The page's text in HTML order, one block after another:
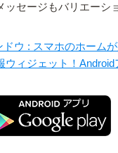
セージもバリエーシ
ウ : スマホのホーム
ウィジェット！Android